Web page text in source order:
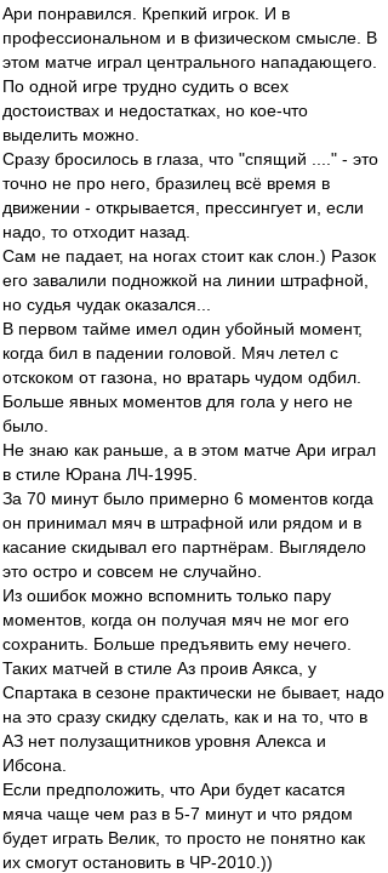
Ари понравился. Крепкий игрок. И в
профессиональном и в физическом смысле. В
этом матче играл центрального нападающего.
По одной игре трудно судить о всех
достоиствах и недостатках, но кое-что
выделить можно.
Сразу бросилось в глаза, что "спящий ...." - это
точно не про него, бразилец всё время в
движении - открывается, прессингует и, если
надо, то отходит назад.
Сам не падает, на ногах стоит как слон.) Разок
его завалили подножкой на линии штрафной,
но судья чудак оказался...
В первом тайме имел один убойный момент,
когда бил в падении головой. Мяч летел с
отскоком от газона, но вратарь чудом одбил.
Больше явных моментов для гола у него не
было.
Не знаю как раньше, а в этом матче Ари играл
в стиле Юрана ЛЧ-1995.
За 70 минут было примерно 6 моментов когда
он принимал мяч в штрафной или рядом и в
касание скидывал его партнёрам. Выглядело
это остро и совсем не случайно.
Из ошибок можно вспомнить только пару
моментов, когда он получая мяч не мог его
сохранить. Больше предъявить ему нечего.
Таких матчей в стиле Аз проив Аякса, у
Спартака в сезоне практически не бывает, надо
на это сразу скидку сделать, как и на то, что в
АЗ нет полузащитников уровня Алекса и
Ибсона.
Если предположить, что Ари будет касатся
мяча чаще чем раз в 5-7 минут и что рядом
будет играть Велик, то просто не понятно как
их смогут остановить в ЧР-2010.))